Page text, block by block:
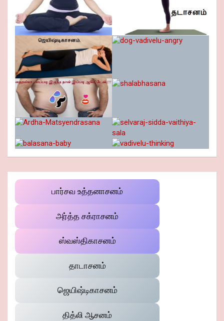
பார்சவ உத்தனாசனம்
அர்த்த சக்ராசனம்
ஸ்வஸ்திகாசனம்
தாடாசனம்
ஜெயிஷ்டிகாசனம்
தித்லி ஆசனம்